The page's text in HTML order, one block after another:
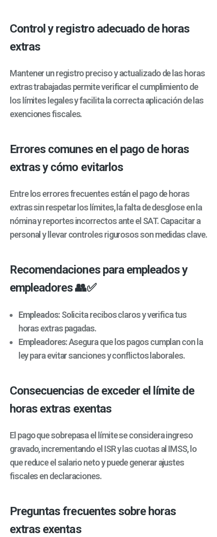
Control y registro adecuado de horas
extras
Mantener un registro preciso y actualizado de las horas
extras trabajadas permite verificar el cumplimiento de
los límites legales y facilita la correcta aplicación de las
exenciones fiscales.
Errores comunes en el pago de horas
extras y cómo evitarlos
Entre los errores frecuentes están el pago de horas
extras sin respetar los límites, la falta de desglose en la
nómina y reportes incorrectos ante el SAT. Capacitar a
personal y llevar controles rigurosos son medidas clave.
Recomendaciones para empleados y
empleadores 👥✅
Empleados:Solicita recibos claros y verifica tus
horas extras pagadas.
Empleadores:Asegura que los pagos cumplan con la
ley para evitar sanciones y conflictos laborales.
Consecuencias de exceder el límite de
horas extras exentas
El pago que sobrepasa el límite se considera ingreso
gravado, incrementando el ISR y las cuotas al IMSS, lo
que reduce el salario neto y puede generar ajustes
fiscales en declaraciones.
Preguntas frecuentes sobre horas
extras exentas